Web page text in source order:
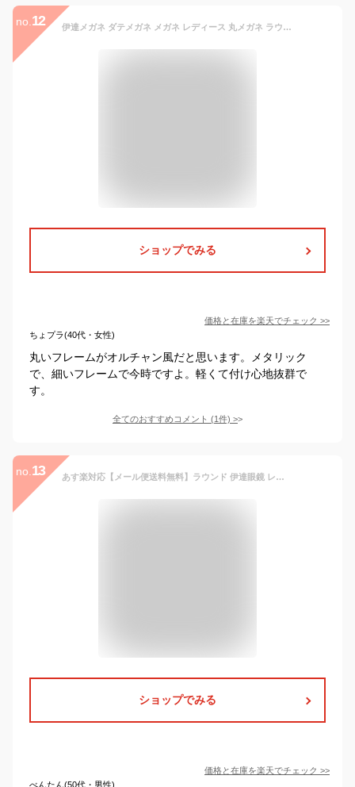
no. 12 伊達メガネ ダテメガネ メガネ レディース 丸メガネ ラウンド メタルフレーム 細フレーム シンプル 韓国 個性派 激安 安い プチプラ
ショップでみる
価格と在庫を楽天でチェック >>
ちょプラ(40代・女性)
丸いフレームがオルチャン風だと思います。メタリック
で、細いフレームで今時ですよ。軽くて付け心地抜群で
す。
全てのおすすめコメント (1件) >
no. 13 あす楽対応【メール便送料無料】ラウンド 伊達眼鏡 レディース メガネ クリアレンズ 丸型 クラシカル 眼鏡 伊達メガネ サングラス おしゃれ かわいい 小顔効果 ボストン 紫外線対策 ファッション アイテム デイリー カジュアル 小物 ファッション雑貨 韓国ファッション
ショップでみる
価格と在庫を楽天でチェック >>
べんたん(50代・男性)